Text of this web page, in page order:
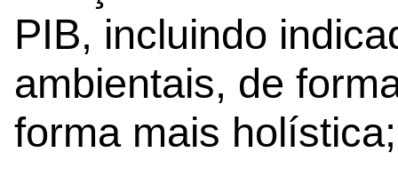
PIB, incluindo
ambientais, de
forma mais holística;